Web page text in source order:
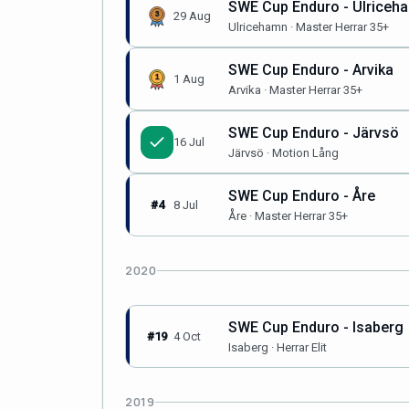
29 Aug
SWE Cup Enduro -
Ulricehamn · Master Herrar 35+
1 Aug
SWE Cup Enduro - Arvika
Arvika · Master Herrar 35+
16 Jul
SWE Cup Enduro - Järvsö
Järvsö · Motion Lång
#4 8 Jul
SWE Cup Enduro - Åre
Åre · Master Herrar 35+
2020
#19 4 Oct
SWE Cup Enduro - Isaberg
Isaberg · Herrar Elit
2019